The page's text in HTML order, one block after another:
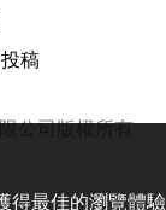
稿
公司版權所有
得最佳的瀏覽體